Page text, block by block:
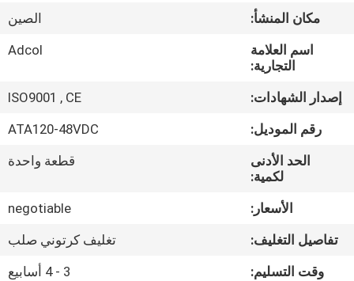
أشرطة
حول
في
المعمل
مكان المنشأ:
الصين
اسم العلامة
التجارية:
Adcol
إصدار الشهادات:
ISO9001 , CE
رقم الموديل:
ATA120-48VDC
الحد الأدنى
لكمية:
قطعة واحدة
الأسعار:
negotiable
تفاصيل التغليف:
تغليف كرتوني صلب
وقت التسليم:
3 - 4 أسابيع